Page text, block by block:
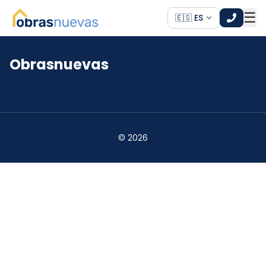
🇪🇸 ES ☰
*
Obrasnuevas
© 2026